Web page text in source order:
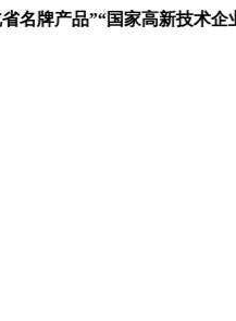
产品”“国家高新技术企